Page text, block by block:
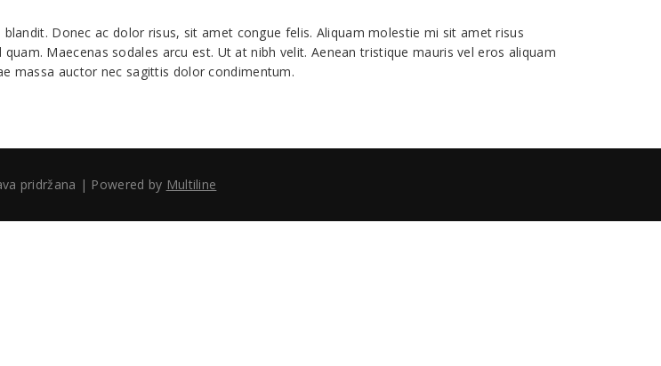
Donec ac dolor risus, sit amet congue felis. Aliquam molestie mi sit amet risus
Maecenas sodales arcu est. Ut at nibh velit. Aenean tristique mauris vel eros aliquam
massa auctor nec sagittis dolor condimentum.
pridržana | Powered by Multiline